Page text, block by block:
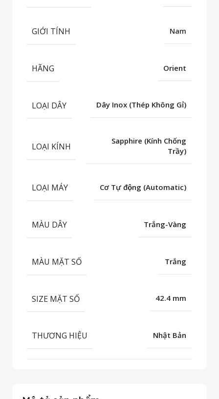
GIỚI TÍNH Nam
HÃNG Orient
LOẠI DÂY Dây Inox (Thép Không Gỉ)
LOẠI KÍNH
Sapphire (Kính Chống
Trầy)
LOẠI MÁY Cơ Tự động (Automatic)
MÀU DÂY Trắng-Vàng
MÀU MẶT SỐ Trắng
SIZE MẶT SỐ 42.4 mm
THƯƠNG HIỆU Nhật Bản